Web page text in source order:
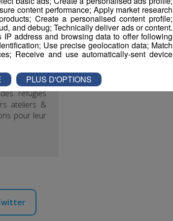
réfugiés
ateliers &
pour leur
content performance; Apply market research
Create a personalised content profile;
and debug; Technically deliver ads or content.
address and browsing data to offer following
Use precise geolocation data; Match
Receive and use automatically-sent device
PLUS D'OPTIONS